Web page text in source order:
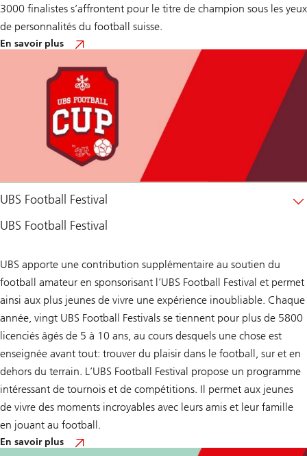
3000 finalistes s’affrontent pour le titre de champion sous les yeux
de personnalités du football suisse.
En savoir plus
UBS
Cup
UBS Football Festival
UBS Football Festival
UBS apporte une contribution supplémentaire au soutien du
football amateur en sponsorisant l’UBS Football Festival et permet
ainsi aux plus jeunes de vivre une expérience inoubliable. Chaque
année, vingt UBS Football Festivals se tiennent pour plus de 5800
licenciés âgés de 5 à 10 ans, au cours desquels une chose est
enseignée avant tout: trouver du plaisir dans le football, sur et en
dehors du terrain. L’UBS Football Festival propose un programme
intéressant de tournois et de compétitions. Il permet aux jeunes
de vivre des moments incroyables avec leurs amis et leur famille
en jouant au football.
En savoir plus
UBS